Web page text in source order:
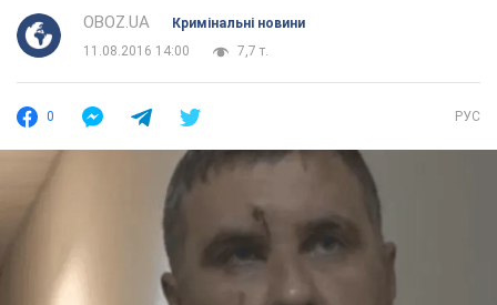
OBOZ.UA
Кримінальні новини
11.08.2016 14:00
7,7 т.
0 РУС